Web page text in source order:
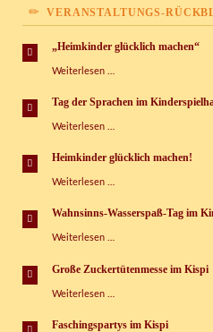
VERANSTALTUNGS-
„Heimkinder glücklich machen“
Weiterlesen …
machen“
Tag der Sprachen im
Weiterlesen …
Sprachen
Kinderspielhaus
e.V.
Heimkinder glücklich machen!
Weiterlesen …
machen!
Wahnsinns-Wasserspaß-Tag im
Weiterlesen …
Tag
Kinderspielhaus
Große Zuckertütenmesse im Kispi
Weiterlesen …
im
Faschingspartys im Kispi